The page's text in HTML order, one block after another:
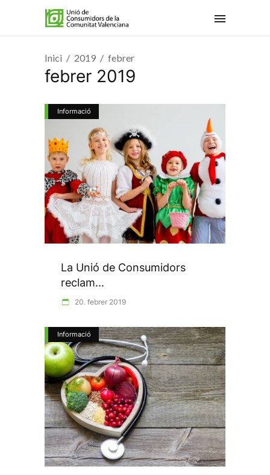
Inici 2019 febrer
febrer 2019
Informació
La Unió de Consumidors
reclam...
20. febrer 2019
Informació